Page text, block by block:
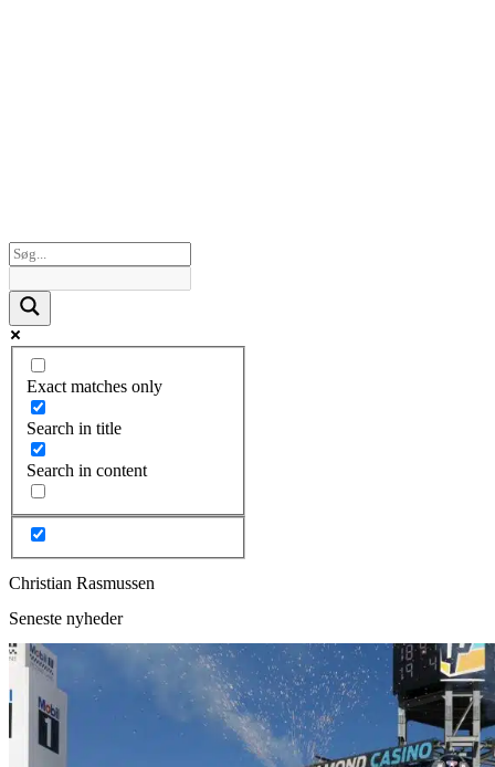
Exact matches only
Search in title
Search in content
Christian Rasmussen
Seneste nyheder